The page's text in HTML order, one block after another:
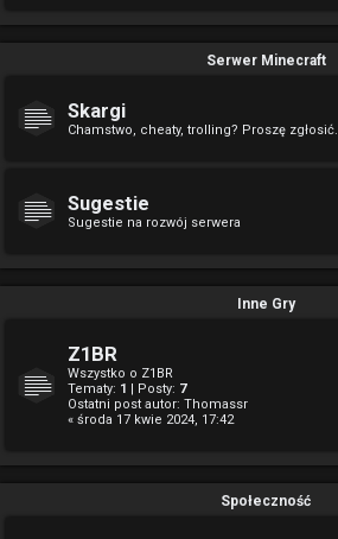
Serwer Minecraft
Skargi
Chamstwo, cheaty, trolling? Proszę zgłosić.
Sugestie
Sugestie na rozwój serwera
Inne Gry
Z1BR
Wszystko o Z1BR
Tematy: 1 | Posty: 7
Ostatni post autor: Thomassr
« środa 17 kwie 2024, 17:42
Społeczność